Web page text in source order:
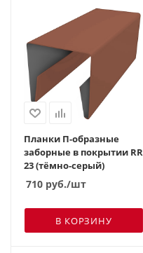
Планки П-образные
заборные в покрытии RR
23 (тёмно-серый)
710 руб./шт
В КОРЗИНУ